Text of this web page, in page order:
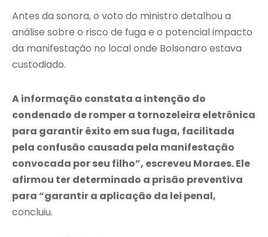
Antes da sonora, o voto do ministro detalhou a
análise sobre o risco de fuga e o potencial impacto
da manifestação no local onde Bolsonaro estava
custodiado.
A informação constata a intenção do
condenado de romper a tornozeleira eletrônica
para garantir êxito em sua fuga, facilitada
pela confusão causada pela manifestação
convocada por seu filho”, escreveu Moraes. Ele
afirmou ter determinado a prisão preventiva
para “garantir a aplicação da lei penal,
concluiu.